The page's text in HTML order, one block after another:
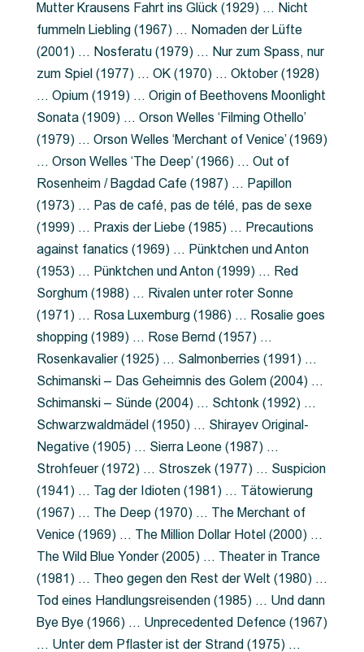
Mutter Krausens Fahrt ins Glück (1929) … Nicht
fummeln Liebling (1967) … Nomaden der Lüfte
(2001) … Nosferatu (1979) … Nur zum Spass, nur
zum Spiel (1977) … OK (1970) … Oktober (1928)
… Opium (1919) … Origin of Beethovens Moonlight
Sonata (1909) … Orson Welles ‘Filming Othello’
(1979) … Orson Welles ‘Merchant of Venice’ (1969)
… Orson Welles ‘The Deep’ (1966) … Out of
Rosenheim / Bagdad Cafe (1987) … Papillon
(1973) … Pas de café, pas de télé, pas de sexe
(1999) … Praxis der Liebe (1985) … Precautions
against fanatics (1969) … Pünktchen und Anton
(1953) … Pünktchen und Anton (1999) … Red
Sorghum (1988) … Rivalen unter roter Sonne
(1971) … Rosa Luxemburg (1986) … Rosalie goes
shopping (1989) … Rose Bernd (1957) …
Rosenkavalier (1925) … Salmonberries (1991) …
Schimanski – Das Geheimnis des Golem (2004) …
Schimanski – Sünde (2004) … Schtonk (1992) …
Schwarzwaldmädel (1950) … Shirayev Original-
Negative (1905) … Sierra Leone (1987) …
Strohfeuer (1972) … Stroszek (1977) … Suspicion
(1941) … Tag der Idioten (1981) … Tätowierung
(1967) … The Deep (1970) … The Merchant of
Venice (1969) … The Million Dollar Hotel (2000) …
The Wild Blue Yonder (2005) … Theater in Trance
(1981) … Theo gegen den Rest der Welt (1980) …
Tod eines Handlungsreisenden (1985) … Und dann
Bye Bye (1966) … Unprecedented Defence (1967)
… Unter dem Pflaster ist der Strand (1975) …